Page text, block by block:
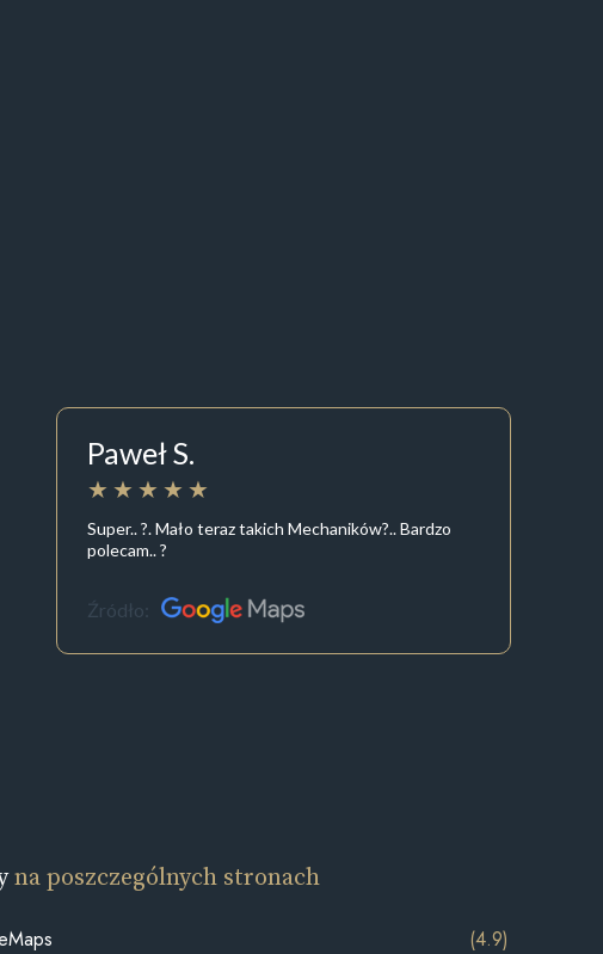
Paweł S.
Super.. ?. Mało teraz takich Mechaników?.. Bardzo
polecam.. ?
Źródło:
na poszczególnych stronach
(4.9)